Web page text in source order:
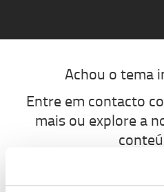
Achou o tema
Entre em contacto
mais ou explore a